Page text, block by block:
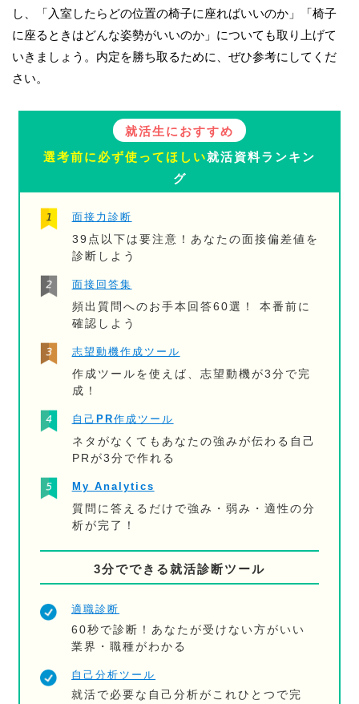
し、「入室したらどの位置の椅子に座ればいいのか」「椅子
に座るときはどんな姿勢がいいのか」についても取り上げて
いきましょう。内定を勝ち取るために、ぜひ参考にしてくだ
さい。
就活生におすすめ
選考前に必ず使ってほしい就活資料ランキン
グ
面接力診断
39点以下は要注意！あなたの面接偏差値を
診断しよう
面接回答集
頻出質問へのお手本回答60選！ 本番前に
確認しよう
志望動機作成ツール
作成ツールを使えば、志望動機が3分で完
成！
自己PR作成ツール
ネタがなくてもあなたの強みが伝わる自己
PRが3分で作れる
My Analytics
質問に答えるだけで強み・弱み・適性の分
析が完了！
3分でできる就活診断ツール
適職診断
60秒で診断！あなたが受けない方がいい
業界・職種がわかる
自己分析ツール
就活で必要な自己分析がこれひとつで完